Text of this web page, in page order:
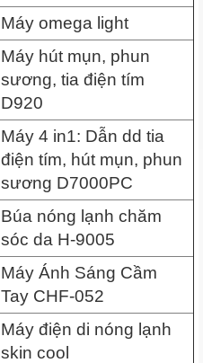
Máy omega light
Máy hút mụn, phun
sương, tia điện tím
D920
Máy 4 in1: Dẫn dd tia
điện tím, hút mụn, phun
sương D7000PC
Búa nóng lạnh chăm
sóc da H-9005
Máy Ánh Sáng Cầm
Tay CHF-052
Máy điện di nóng lạnh
skin cool